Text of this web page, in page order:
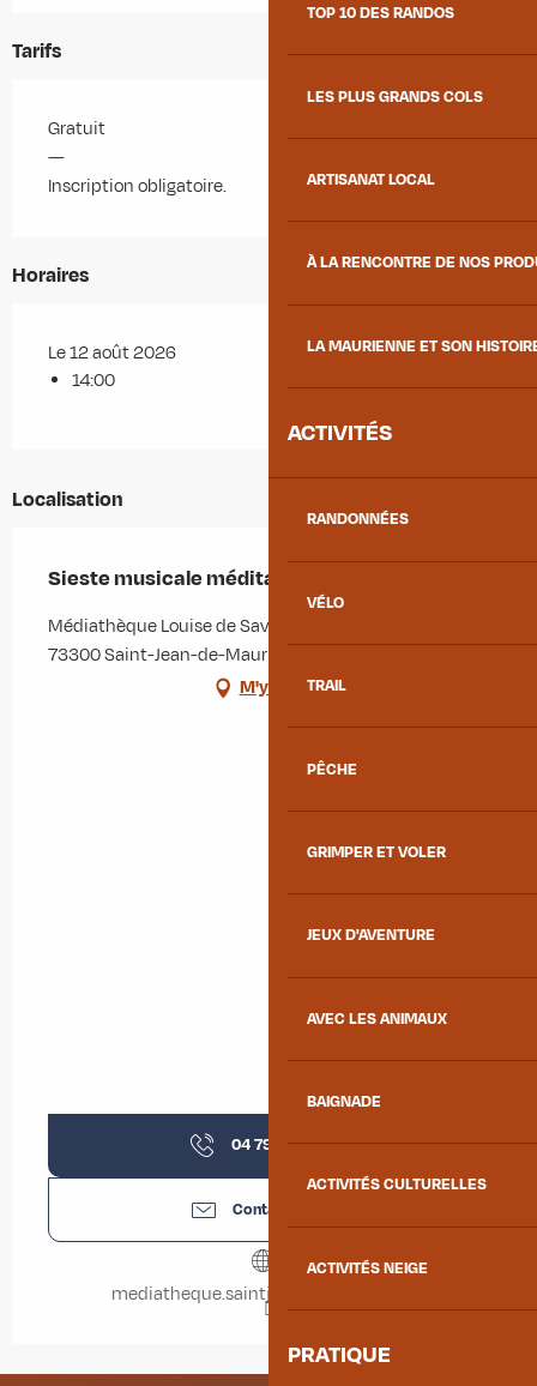
TOP 10 DES RANDOS
LES PLUS GRANDS COLS
ARTISANAT LOCAL
À LA RENCONTRE DE NOS
LA MAURIENNE ET SON
ACTIVITÉS
RANDONNÉES
VÉLO
TRAIL
PÊCHE
GRIMPER ET VOLER
JEUX D'AVENTURE
AVEC LES ANIMAUX
BAIGNADE
ACTIVITÉS CULTURELLES
ACTIVITÉS NEIGE
PRATIQUE
Tarifs
Gratuit
—
Inscription obligatoire.
Horaires
Le 12 août 2026
14:00
Localisation
Sieste musicale méditative
Médiathèque Louise de Savoie, 48 rue des écoles,
73300 Saint-Jean-de-Maurienne
M'y rendre
04 79 05 20▒▒
Contactez-nous
mediatheque.saintjeandemaurienne.fr